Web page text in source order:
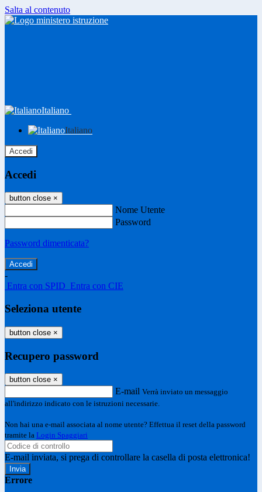
Salta al contenuto
Italiano
Italiano
Accedi
Accedi
button close ×
Nome Utente
Password
Password dimenticata?
-
Entra con SPID Entra con CIE
Seleziona utente
button close ×
Recupero password
button close ×
E-mail Verrà inviato un messaggio
all'indirizzo indicato con le istruzioni necessarie.
Non hai una e-mail associata al nome utente? Effettua il reset della password
tramite la Login Spaggiari
E-mail inviata, si prega di controllare la casella di posta elettronica!
Errore